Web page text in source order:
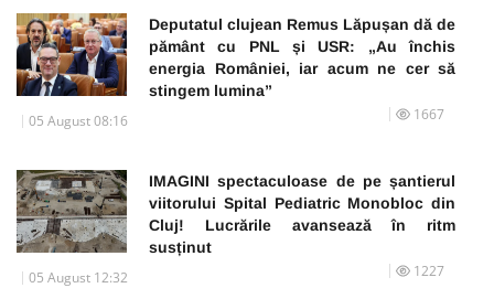
Deputatul clujean Remus Lăpușan dă de
pământ cu PNL și USR: „Au închis
energia României, iar acum ne cer să
stingem lumina”
05 August 08:16 1667
IMAGINI spectaculoase de pe șantierul
viitorului Spital Pediatric Monobloc din
Cluj! Lucrările avansează în ritm
susținut
05 August 12:32 1227